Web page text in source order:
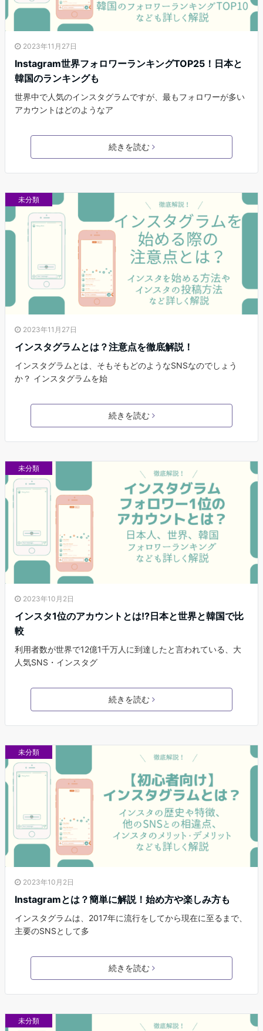
2023年11月27日
Instagram世界フォロワーランキングTOP25！日本と
韓国のランキングも
世界中で人気のインスタグラムですが、最もフォロワーが多い
アカウントはどのようなア
続きを読む
未分類
2023年11月27日
インスタグラムとは？注意点を徹底解説！
インスタグラムとは、そもそもどのようなSNSなのでしょう
か？ インスタグラムを始
続きを読む
未分類
2023年10月2日
インスタ1位のアカウントとは!?日本と世界と韓国で比
較
利用者数が世界で12億1千万人に到達したと言われている、大
人気SNS・インスタグ
続きを読む
未分類
2023年10月2日
Instagramとは？簡単に解説！始め方や楽しみ方も
インスタグラムは、2017年に流行をしてから現在に至るまで、
主要のSNSとして多
続きを読む
未分類